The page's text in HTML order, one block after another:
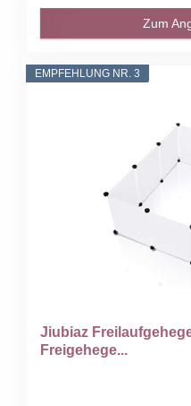
Zum
EMPFEHLUNG NR. 3
Jiubiaz
Freigehege...